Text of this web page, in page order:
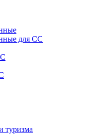
для СС
туризма